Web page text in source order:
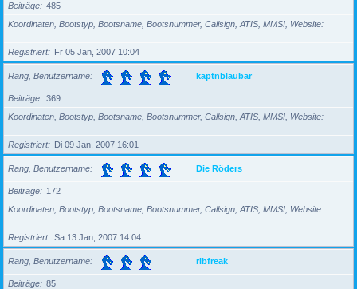
Beiträge
485
Koordinaten, Bootstyp, Bootsname, Bootsnummer, Callsign, ATIS, MMSI, Website
Registriert Fr 05 Jan, 2007 10:04
Rang, Benutzername käptnblaubär
Beiträge
369
Koordinaten, Bootstyp, Bootsname, Bootsnummer, Callsign, ATIS, MMSI, Website
Registriert Di 09 Jan, 2007 16:01
Rang, Benutzername Die Röders
Beiträge
172
Koordinaten, Bootstyp, Bootsname, Bootsnummer, Callsign, ATIS, MMSI, Website
Registriert Sa 13 Jan, 2007 14:04
Rang, Benutzername ribfreak
Beiträge
85